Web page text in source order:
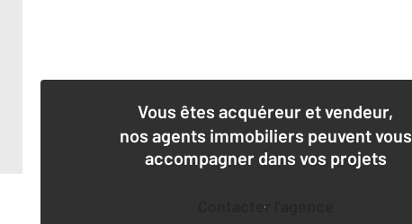
Vous êtes acquéreur et vendeur,
nos agents immobiliers peuvent vous
accompagner dans vos projets
Contacter l'agence